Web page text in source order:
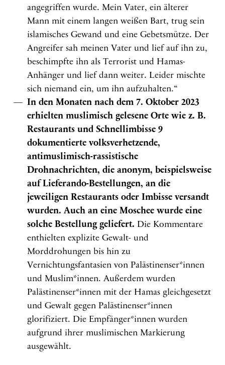
angegriffen wurde. Mein Vater, ein älterer
Mann mit einem langen weißen Bart, trug sein
islamisches Gewand und eine Gebetsmütze. Der
Angreifer sah meinen Vater und lief auf ihn zu,
beschimpfte ihn als Terrorist und Hamas-
Anhänger und lief dann weiter. Leider mischte
sich niemand ein, um ihn aufzuhalten.“
In den Monaten nach dem 7. Oktober 2023
erhielten muslimisch gelesene Orte wie z. B.
Restaurants und Schnellimbisse 9
dokumentierte volksverhetzende,
antimuslimisch-rassistische
Drohnachrichten, die anonym, beispielsweise
auf Lieferando-Bestellungen, an die
jeweiligen Restaurants oder Imbisse versandt
wurden. Auch an eine Moschee wurde eine
solche Bestellung geliefert. Die Kommentare
enthielten explizite Gewalt- und
Morddrohungen bis hin zu
Vernichtungsfantasien von Palästinenser*innen
und Muslim*innen. Außerdem wurden
Palästinenser*innen mit der Hamas gleichgesetzt
und Gewalt gegen Palästinenser*innen
glorifiziert. Die Empfänger*innen wurden
aufgrund ihrer muslimischen Markierung
ausgewählt.